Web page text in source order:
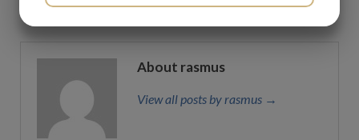
About rasmus
View all posts by rasmus →